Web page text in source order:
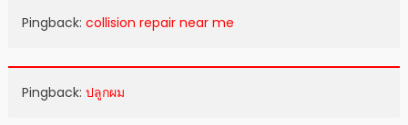
Pingback: collision repair near me
Pingback: ปลูกผม